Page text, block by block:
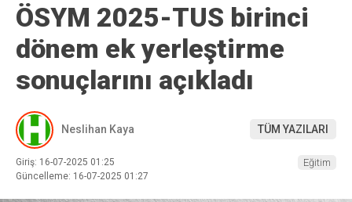
ÖSYM 2025-TUS birinci
dönem ek yerleştirme
sonuçlarını açıkladı
Neslihan Kaya TÜM YAZILARI
Giriş: 16-07-2025 01:25
Güncelleme: 16-07-2025 01:27
Eğitim